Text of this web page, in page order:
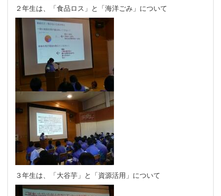
２年生は、「食品ロス」と「海洋ごみ」について
３年生は、「大谷芋」と「資源活用」について